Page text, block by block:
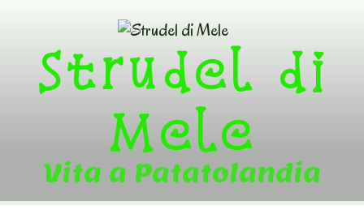
contentStrudel di
Mele
Vita a Patatolandia